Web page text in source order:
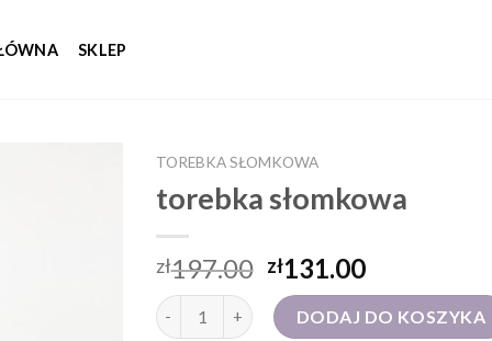
SKLEP
TOREBKA SŁOMKOWA
torebka słomkowa
zł197.00 zł131.00
ilość torebka słomkowaDODAJ DO KOSZYKA